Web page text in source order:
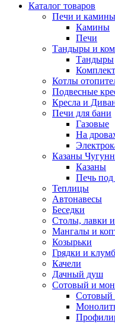
Каталог товаров
Печи и
Камины
Печи
Тандыры и
Тандыры
Котлы
Подвесные
Кресла и
Печи для бани
Газовые
На
Казаны
Казаны
Печь под
Теплицы
Автонавесы
Беседки
Столы, лавки
Мангалы и
Козырьки
Грядки и
Качели
Дачный душ
Сотовый и
Сотовый